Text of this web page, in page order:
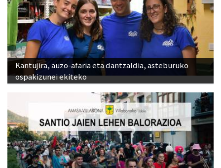
Kantujira, auzo-afaria eta dantzaldia, asteburuko
ospakizunei ekiteko